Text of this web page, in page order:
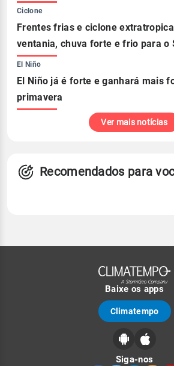
Ciclone
Frentes frias e ciclone
ventania, chuva forte e frio para o
El Niño
El Niño já é forte e ganhará mais
primavera
Ver mais notícias
Recomendados para
Baixe os apps
Climatempo
Siga-nos